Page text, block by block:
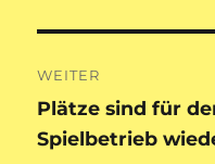
WEITER
Nächster
Beitrag:
Plätze sind für
Spielbetrieb